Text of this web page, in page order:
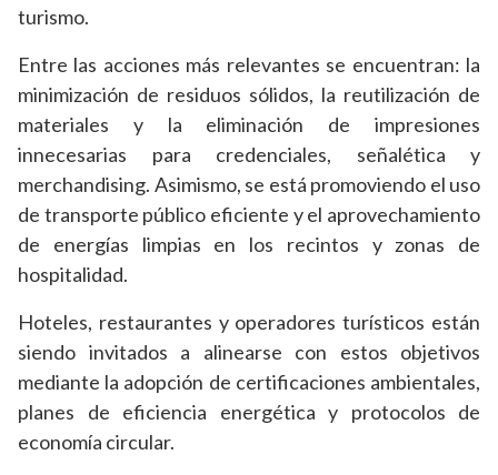
turismo.
Entre las acciones más relevantes se encuentran: la
minimización de residuos sólidos, la reutilización de
materiales y la eliminación de impresiones
innecesarias para credenciales, señalética y
merchandising. Asimismo, se está promoviendo el uso
de transporte público eficiente y el aprovechamiento
de energías limpias en los recintos y zonas de
hospitalidad.
Hoteles, restaurantes y operadores turísticos están
siendo invitados a alinearse con estos objetivos
mediante la adopción de certificaciones ambientales,
planes de eficiencia energética y protocolos de
economía circular.